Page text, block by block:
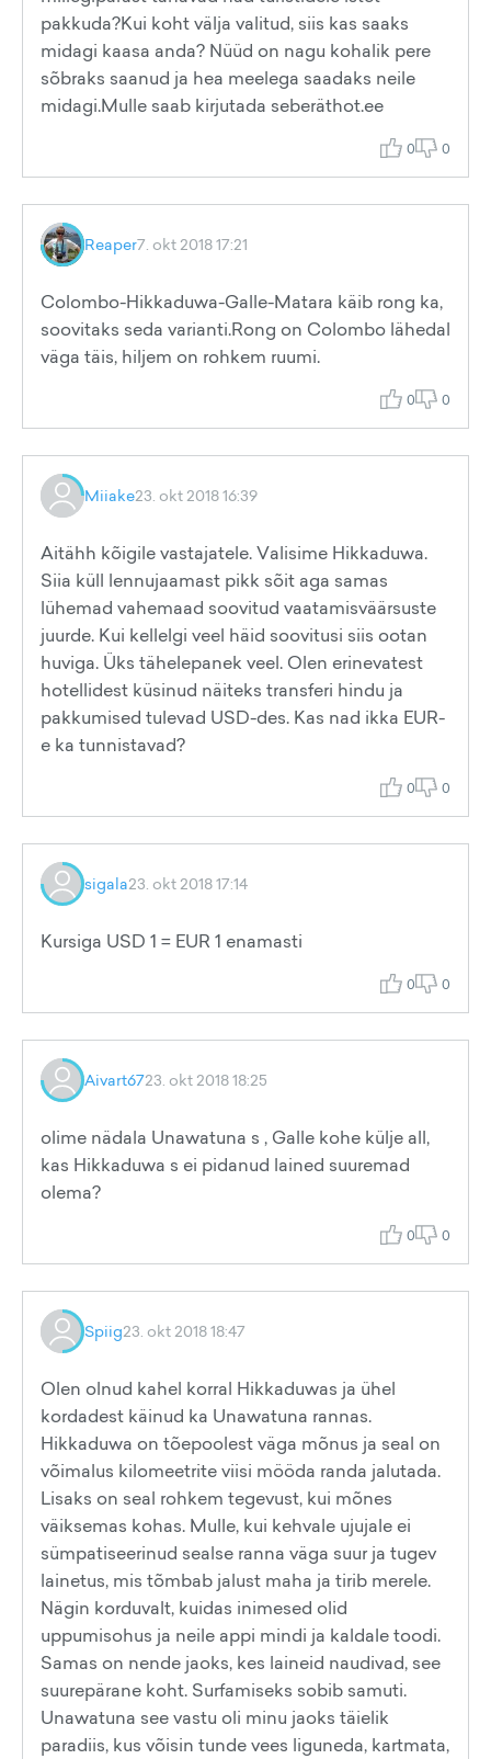
pakkuda?Kui koht välja valitud, siis kas saaks
midagi kaasa anda? Nüüd on nagu kohalik pere
sõbraks saanud ja hea meelega saadaks neile
midagi.Mulle saab kirjutada seberäthot.ee
0 0
Reaper7. okt 2018 17:21
Colombo-Hikkaduwa-Galle-Matara käib rong ka,
soovitaks seda varianti.Rong on Colombo lähedal
väga täis, hiljem on rohkem ruumi.
0 0
Miiake23. okt 2018 16:39
Aitähh kõigile vastajatele. Valisime Hikkaduwa.
Siia küll lennujaamast pikk sõit aga samas
lühemad vahemaad soovitud vaatamisväärsuste
juurde. Kui kellelgi veel häid soovitusi siis ootan
huviga. Üks tähelepanek veel. Olen erinevatest
hotellidest küsinud näiteks transferi hindu ja
pakkumised tulevad USD-des. Kas nad ikka EUR-
e ka tunnistavad?
0 0
sigala23. okt 2018 17:14
Kursiga USD 1 = EUR 1 enamasti
0 0
Aivart6723. okt 2018 18:25
olime nädala Unawatuna s , Galle kohe külje all,
kas Hikkaduwa s ei pidanud lained suuremad
olema?
0 0
Spiig23. okt 2018 18:47
Olen olnud kahel korral Hikkaduwas ja ühel
kordadest käinud ka Unawatuna rannas.
Hikkaduwa on tõepoolest väga mõnus ja seal on
võimalus kilomeetrite viisi mööda randa jalutada.
Lisaks on seal rohkem tegevust, kui mõnes
väiksemas kohas. Mulle, kui kehvale ujujale ei
sümpatiseerinud sealse ranna väga suur ja tugev
lainetus, mis tõmbab jalust maha ja tirib merele.
Nägin korduvalt, kuidas inimesed olid
uppumisohus ja neile appi mindi ja kaldale toodi.
Samas on nende jaoks, kes laineid naudivad, see
suurepärane koht. Surfamiseks sobib samuti.
Unawatuna see vastu oli minu jaoks täielik
paradiis, kus võisin tunde vees liguneda, kartmata,